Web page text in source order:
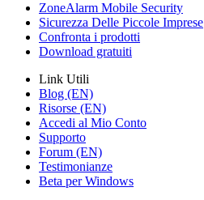
ZoneAlarm Mobile Security
Sicurezza Delle Piccole Imprese
Confronta i prodotti
Download gratuiti
Link Utili
Blog (EN)
Risorse (EN)
Accedi al Mio Conto
Supporto
Forum (EN)
Testimonianze
Beta per Windows